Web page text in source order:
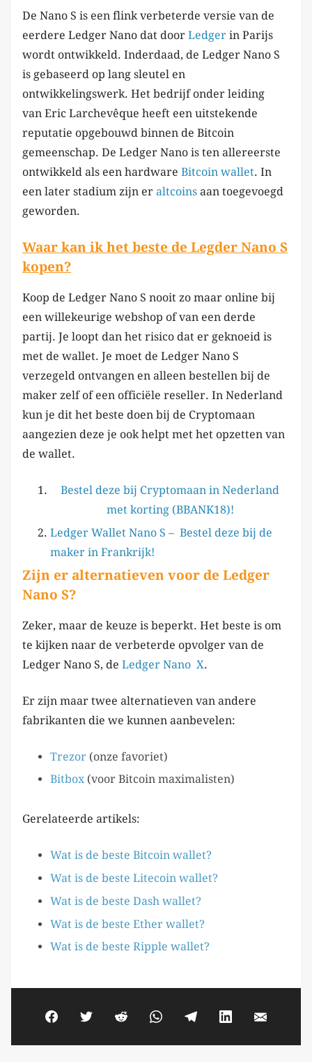
De Nano S is een flink verbeterde versie van de
eerdere Ledger Nano dat door Ledger in Parijs
wordt ontwikkeld. Inderdaad, de Ledger Nano S
is gebaseerd op lang sleutel en
ontwikkelingswerk. Het bedrijf onder leiding
van Eric Larchevêque heeft een uitstekende
reputatie opgebouwd binnen de Bitcoin
gemeenschap. De Ledger Nano is ten allereerste
ontwikkeld als een hardware Bitcoin wallet. In
een later stadium zijn er altcoins aan toegevoegd
geworden.
Waar kan ik het beste de Legder Nano S
kopen?
Koop de Ledger Nano S nooit zo maar online bij
een willekeurige webshop of van een derde
partij. Je loopt dan het risico dat er geknoeid is
met de wallet. Je moet de Ledger Nano S
verzegeld ontvangen en alleen bestellen bij de
maker zelf of een officiële reseller. In Nederland
kun je dit het beste doen bij de Cryptomaan
aangezien deze je ook helpt met het opzetten van
de wallet.
Bestel deze bij Cryptomaan in Nederland
met korting (BBANK18)!
Ledger Wallet Nano S – Bestel deze bij de
maker in Frankrijk!
Zijn er alternatieven voor de Ledger
Nano S?
Zeker, maar de keuze is beperkt. Het beste is om
te kijken naar de verbeterde opvolger van de
Ledger Nano S, de Ledger Nano X.
Er zijn maar twee alternatieven van andere
fabrikanten die we kunnen aanbevelen:
Trezor (onze favoriet)
Bitbox (voor Bitcoin maximalisten)
Gerelateerde artikels:
Wat is de beste Bitcoin wallet?
Wat is de beste Litecoin wallet?
Wat is de beste Dash wallet?
Wat is de beste Ether wallet?
Wat is de beste Ripple wallet?